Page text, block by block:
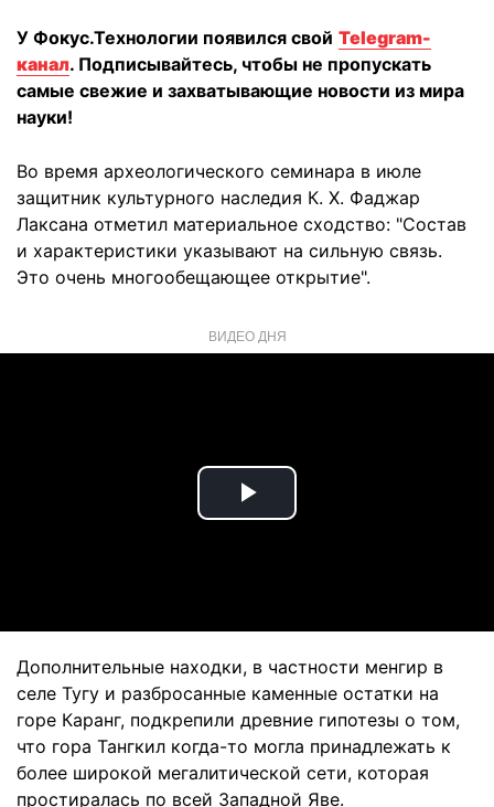
У Фокус.Технологии появился свой Telegram-
канал. Подписывайтесь, чтобы не пропускать
самые свежие и захватывающие новости из мира
науки!
Во время археологического семинара в июле
защитник культурного наследия К. Х. Фаджар
Лаксана отметил материальное сходство: "Состав
и характеристики указывают на сильную связь.
Это очень многообещающее открытие".
ВИДЕО ДНЯ
Play
Дополнительные находки, в частности менгир в
селе Тугу и разбросанные каменные остатки на
горе Каранг, подкрепили древние гипотезы о том,
что гора Тангкил когда-то могла принадлежать к
более широкой мегалитической сети, которая
простиралась по всей Западной Яве.